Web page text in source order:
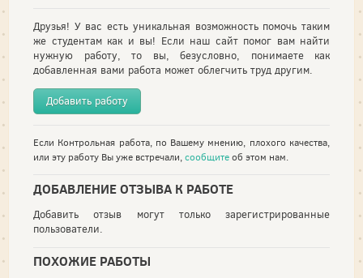
Друзья! У вас есть уникальная возможность помочь таким
же студентам как и вы! Если наш сайт помог вам найти
нужную работу, то вы, безусловно, понимаете как
добавленная вами работа может облегчить труд другим.
Добавить работу
Если Контрольная работа, по Вашему мнению, плохого качества,
или эту работу Вы уже встречали,сообщитеоб этом нам.
ДОБАВЛЕНИЕ ОТЗЫВА К РАБОТЕ
Добавить отзыв могут только зарегистрированные
пользователи.
ПОХОЖИЕ РАБОТЫ